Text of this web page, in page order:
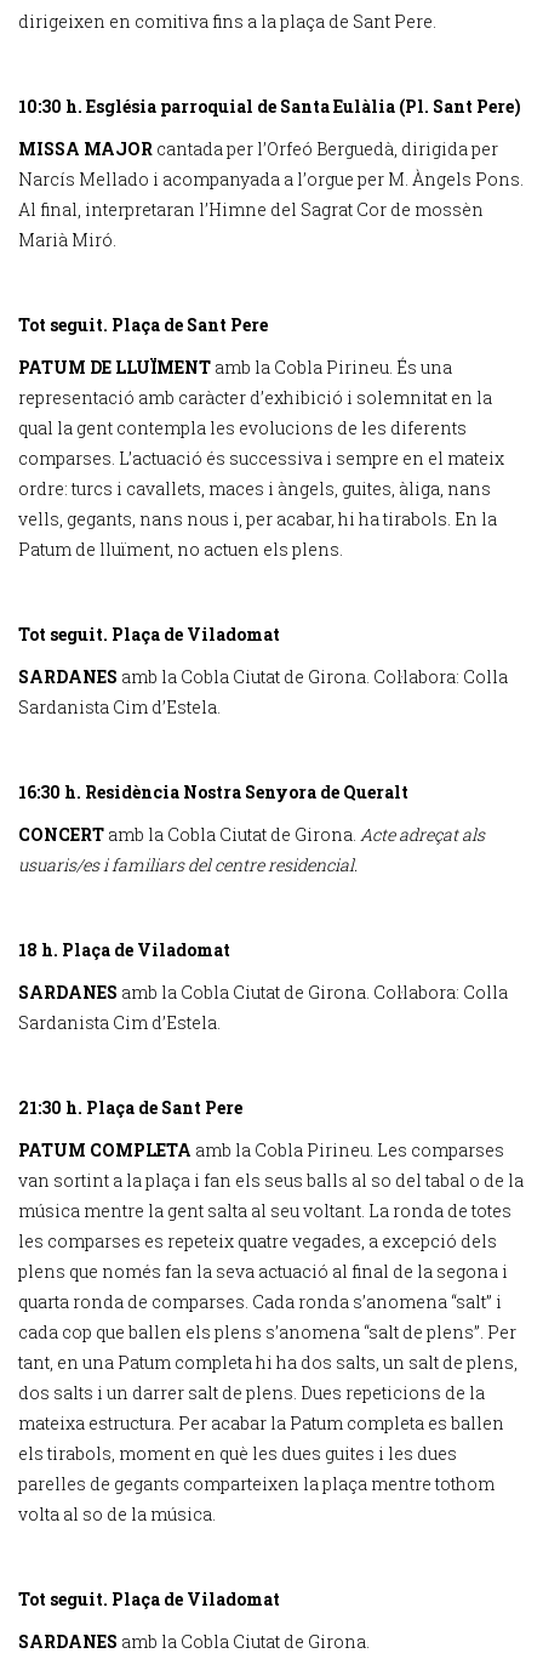
dirigeixen en comitiva fins a la plaça de Sant Pere.
10:30 h. Església parroquial de Santa Eulàlia (Pl. Sant Pere)
MISSA MAJOR cantada per l’Orfeó Berguedà, dirigida per
Narcís Mellado i acompanyada a l’orgue per M. Àngels Pons.
Al final, interpretaran l’Himne del Sagrat Cor de mossèn
Marià Miró.
Tot seguit. Plaça de Sant Pere
PATUM DE LLUÏMENT amb la Cobla Pirineu. És una
representació amb caràcter d’exhibició i solemnitat en la
qual la gent contempla les evolucions de les diferents
comparses. L’actuació és successiva i sempre en el mateix
ordre: turcs i cavallets, maces i àngels, guites, àliga, nans
vells, gegants, nans nous i, per acabar, hi ha tirabols. En la
Patum de lluïment, no actuen els plens.
Tot seguit. Plaça de Viladomat
SARDANES amb la Cobla Ciutat de Girona. Col·labora: Colla
Sardanista Cim d’Estela.
16:30 h. Residència Nostra Senyora de Queralt
CONCERT amb la Cobla Ciutat de Girona. Acte adreçat als
usuaris/es i familiars del centre residencial.
18 h. Plaça de Viladomat
SARDANES amb la Cobla Ciutat de Girona. Col·labora: Colla
Sardanista Cim d’Estela.
21:30 h. Plaça de Sant Pere
PATUM COMPLETA amb la Cobla Pirineu. Les comparses
van sortint a la plaça i fan els seus balls al so del tabal o de la
música mentre la gent salta al seu voltant. La ronda de totes
les comparses es repeteix quatre vegades, a excepció dels
plens que només fan la seva actuació al final de la segona i
quarta ronda de comparses. Cada ronda s’anomena “salt” i
cada cop que ballen els plens s’anomena “salt de plens”. Per
tant, en una Patum completa hi ha dos salts, un salt de plens,
dos salts i un darrer salt de plens. Dues repeticions de la
mateixa estructura. Per acabar la Patum completa es ballen
els tirabols, moment en què les dues guites i les dues
parelles de gegants comparteixen la plaça mentre tothom
volta al so de la música.
Tot seguit. Plaça de Viladomat
SARDANES amb la Cobla Ciutat de Girona.